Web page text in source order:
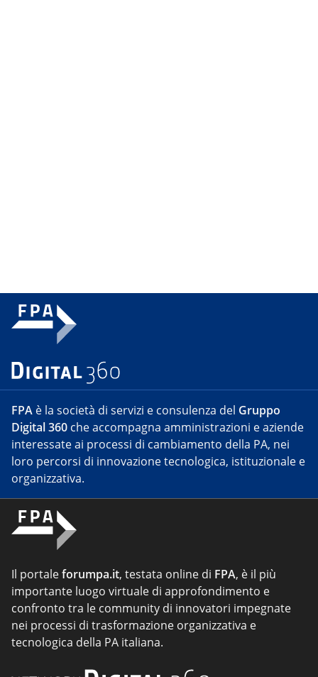
FPA è la società di servizi e consulenza del Gruppo
Digital 360 che accompagna amministrazioni e aziende
interessate ai processi di cambiamento della PA, nei
loro percorsi di innovazione tecnologica, istituzionale e
organizzativa.
Il portaleforumpa.it, testata online di FPA, è il più
importante luogo virtuale di approfondimento e
confronto tra le community di innovatori impegnate
nei processi di trasformazione organizzativa e
tecnologica della PA italiana.